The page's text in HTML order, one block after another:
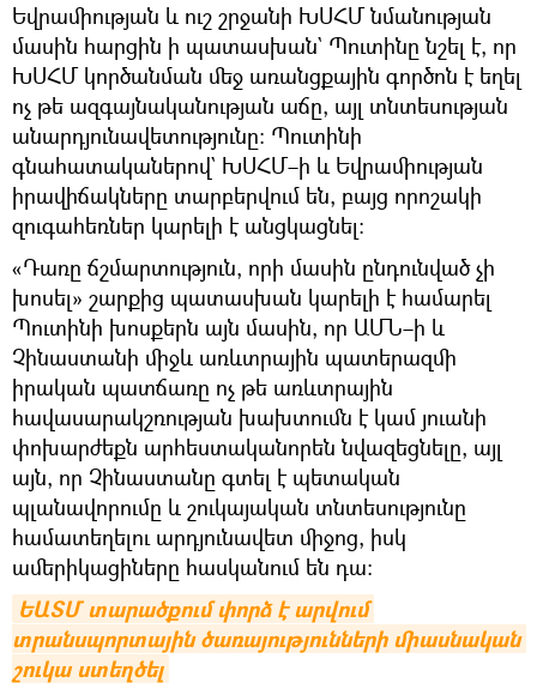
Եվրամիության և ուշ շրջանի ԽՍՀՄ նմանության
մասին հարցին ի պատասխան` Պուտինը նշել է, որ
ԽՍՀՄ կործանման մեջ առանցքային գործոն է եղել
ոչ թե ազգայնականության աճը, այլ տնտեսության
անարդյունավետությունը։ Պուտինի
գնահատականերով` ԽՍՀՄ–ի և Եվրամիության
իրավիճակները տարբերվում են, բայց որոշակի
զուգահեռներ կարելի է անցկացնել։
«Դառը ճշմարտություն, որի մասին ընդունված չի
խոսել» շարքից պատասխան կարելի է համարել
Պուտինի խոսքերն այն մասին, որ ԱՄՆ–ի և
Չինաստանի միջև առևտրային պատերազմի
իրական պատճառը ոչ թե առևտրային
հավասարակշռության խախտումն է կամ յուանի
փոխարժեքն արհեստականորեն նվազեցնելը, այլ
այն, որ Չինաստանը գտել է պետական
պլանավորումը և շուկայական տնտեսությունը
համատեղելու արդյունավետ միջոց, իսկ
ամերիկացիները հասկանում են դա։
ԵԱՏՄ տարածքում փորձ է արվում
տրանսպորտային ծառայությունների միասնական
շուկա ստեղծել